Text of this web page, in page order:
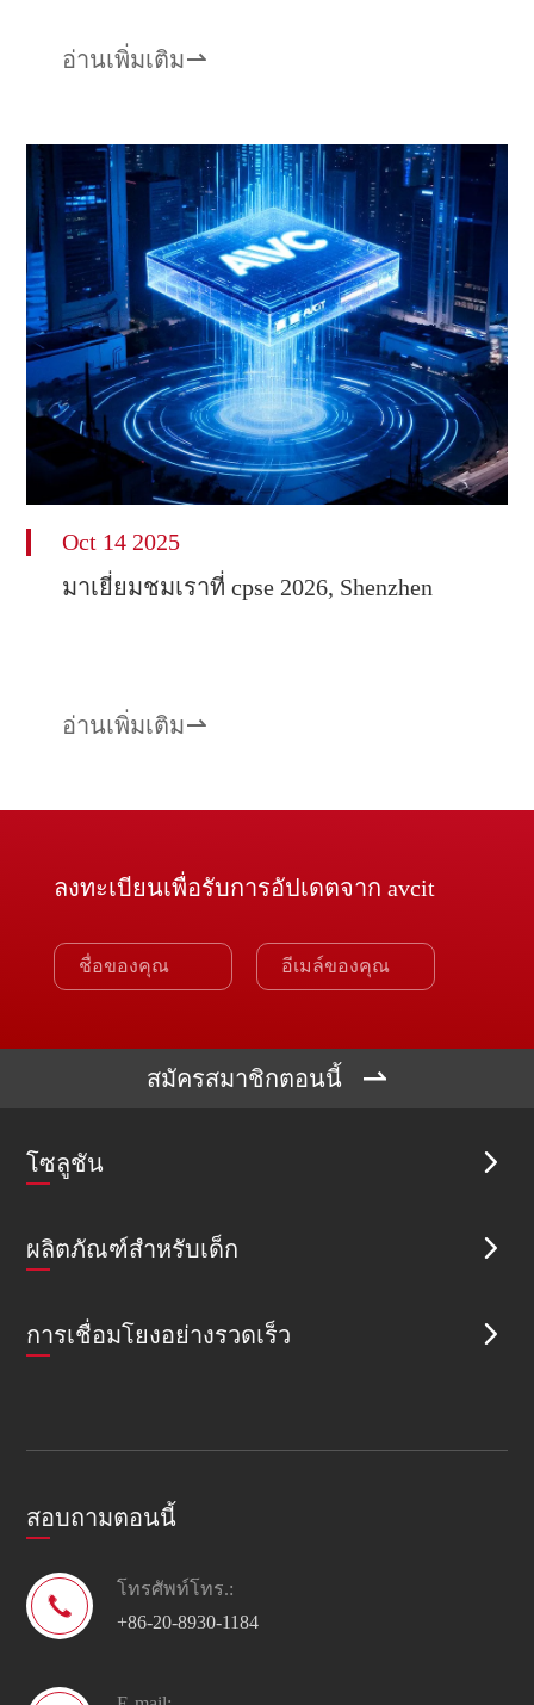
อ่านเพิ่มเติม
Oct 14 2025
มาเยี่ยมชมเราที่ cpse 2026, Shenzhen
อ่านเพิ่มเติม
ลงทะเบียนเพื่อรับการอัปเดตจาก avcit
สมัครสมาชิกตอนนี้ 
โซลูชัน 
ผลิตภัณฑ์สำหรับเด็ก 
การเชื่อมโยงอย่างรวดเร็ว 
สอบถามตอนนี้

โทรศัพท์โทร.:
+86-20-8930-1184